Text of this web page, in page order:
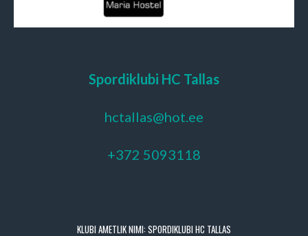
Spordiklubi HC Tallas
hctallas@hot.ee
+372 5093118
KLUBI AMETLIK NIMI: SPORDIKLUBI HC TALLAS